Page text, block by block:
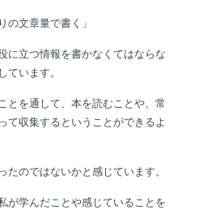
の文章量で書く」
に立つ情報を書かなくてはならな
ています。
とを通して、本を読むことや、常
て収集するということができるよ
たのではないかと感じています。
が学んだことや感じていることを